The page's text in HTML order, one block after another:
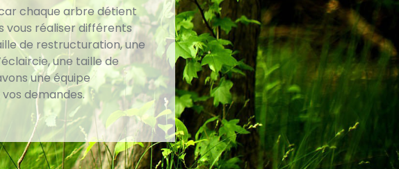
chaque arbre détient
vous réaliser différents
de restructuration, une
une taille de
une équipe
demandes.